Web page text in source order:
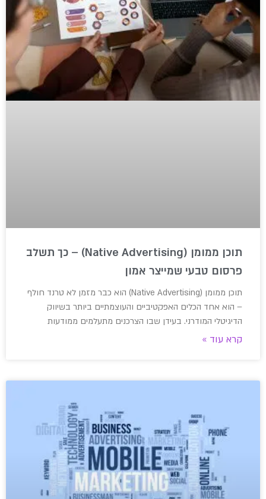
תוכן ממומן (Native Advertising) – כך תשלב
פרסום טבעי שמייצר אמון
תוכן ממומן (Native Advertising) הוא כבר מזמן לא טרנד חולף
– הוא אחד הכלים האפקטיביים והעוצמתיים ביותר בשיווק
הדיגיטלי המודרני. בעידן שבו הצרכנים מתעלמים ממודעות
קרא עוד »